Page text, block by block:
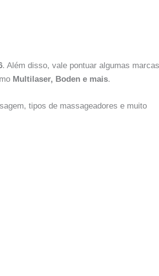
. Além disso, vale pontuar algumas marcas
Multilaser, Boden e mais.
tipos de massageadores e muito